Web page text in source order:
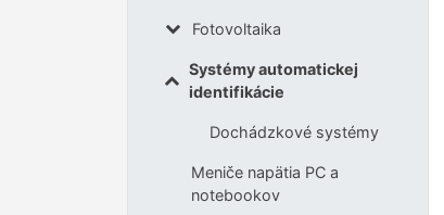
Fotovoltaika
Systémy automatickej
identifikácie
Dochádzkové systémy
Meniče napätia PC a
notebookov